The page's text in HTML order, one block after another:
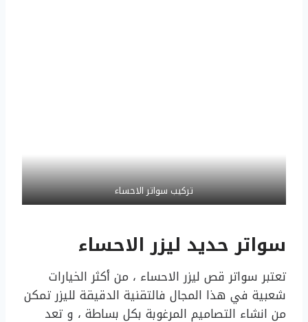
تركيب سواتر الاحساء
سواتر حديد ليزر الاحساء
تعتبر سواتر قص ليزر الاحساء ، من أكثر الخيارات
شعبية في هذا المجال فالتقنية الدقيقة لليزر تمكن
من انشاء التصاميم المرغوبة بكل بساطة ، و تعد